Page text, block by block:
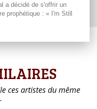
a décidé de s'offrir un
prophétique : « I'm Still
ces artistes du même